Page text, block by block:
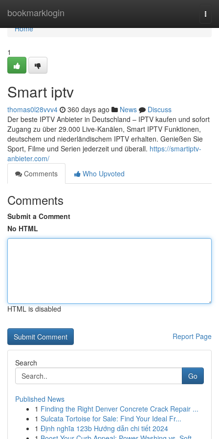
bookmarklogin
Home
Home
1
Smart iptv
thomas0l28vvv4 360 days ago News
Discuss
Der beste IPTV Anbieter in Deutschland – IPTV kaufen und sofort
Zugang zu über 29.000 Live-Kanälen, Smart IPTV Funktionen,
deutschem und niederländischem IPTV erhalten. Genießen Sie
Sport, Filme und Serien jederzeit und überall. https://smartiptv-
anbieter.com/
Comments
Who Upvoted
Comments
Submit a Comment
No HTML
HTML is disabled
Report Page
Search
Go
Published News
1 Finding the Right Denver Concrete Crack Repair ...
1 Sulcata Tortoise for Sale: Find Your Ideal Fr...
1 Định nghĩa 123b Hướng dẫn chi tiết 2024